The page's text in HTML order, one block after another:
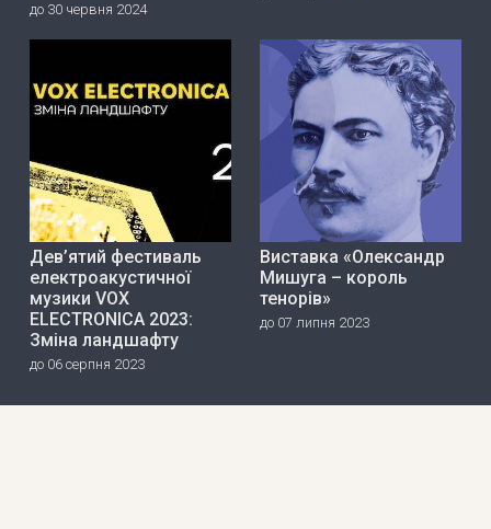
до 30 червня 2024
Дев’ятий фестиваль
електроакустичної
музики VOX
ELECTRONICA 2023:
Зміна ландшафту
до 06 серпня 2023
Виставка «Олександр
Мишуга – король
тенорів»
до 07 липня 2023